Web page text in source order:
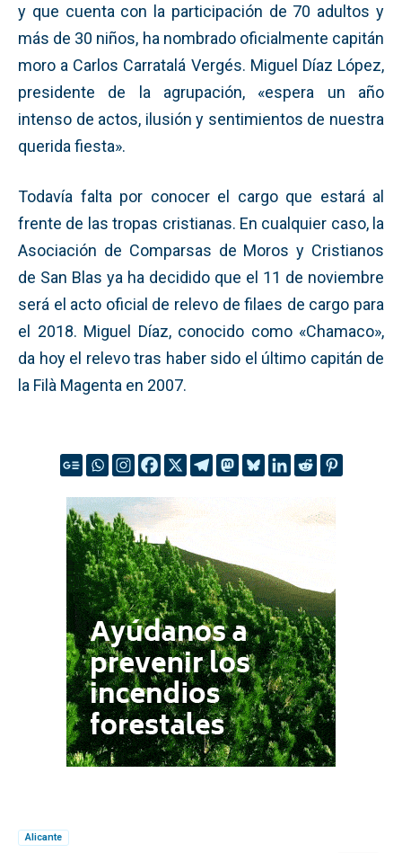
y que cuenta con la participación de 70 adultos y
más de 30 niños, ha nombrado oficialmente capitán
moro a Carlos Carratalá Vergés. Miguel Díaz López,
presidente de la agrupación, «espera un año
intenso de actos, ilusión y sentimientos de nuestra
querida fiesta».
Todavía falta por conocer el cargo que estará al
frente de las tropas cristianas. En cualquier caso, la
Asociación de Comparsas de Moros y Cristianos
de San Blas ya ha decidido que el 11 de noviembre
será el acto oficial de relevo de filaes de cargo para
el 2018. Miguel Díaz, conocido como «Chamaco»,
da hoy el relevo tras haber sido el último capitán de
la Filà Magenta en 2007.
Alicante